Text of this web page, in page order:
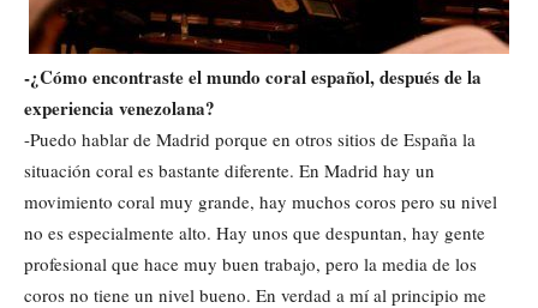
-¿Cómo encontraste el mundo coral español, después de la
experiencia venezolana?
-Puedo hablar de Madrid porque en otros sitios de España la
situación coral es bastante diferente. En Madrid hay un
movimiento coral muy grande, hay muchos coros pero su nivel
no es especialmente alto. Hay unos que despuntan, hay gente
profesional que hace muy buen trabajo, pero la media de los
coros no tiene un nivel bueno. En verdad a mí al principio me